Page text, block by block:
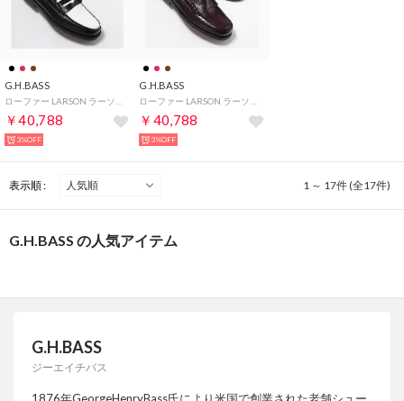
G.H.BASS
￥40,788
3%OFF
G.H.BASS
￥40,788
3%OFF
表示順 : 1 ～ 17件 (全17件)
G.H.BASS の人気アイテム
G.H.BASS
ジーエイチバス